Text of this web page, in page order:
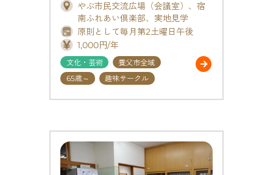
やぶ市民交流広場（会議室）、宿
南ふれあい倶楽部、実地見学
原則として毎月第2土曜日午後
1,000円/年
文化・芸術
養父市全域
65歳～
趣味サークル